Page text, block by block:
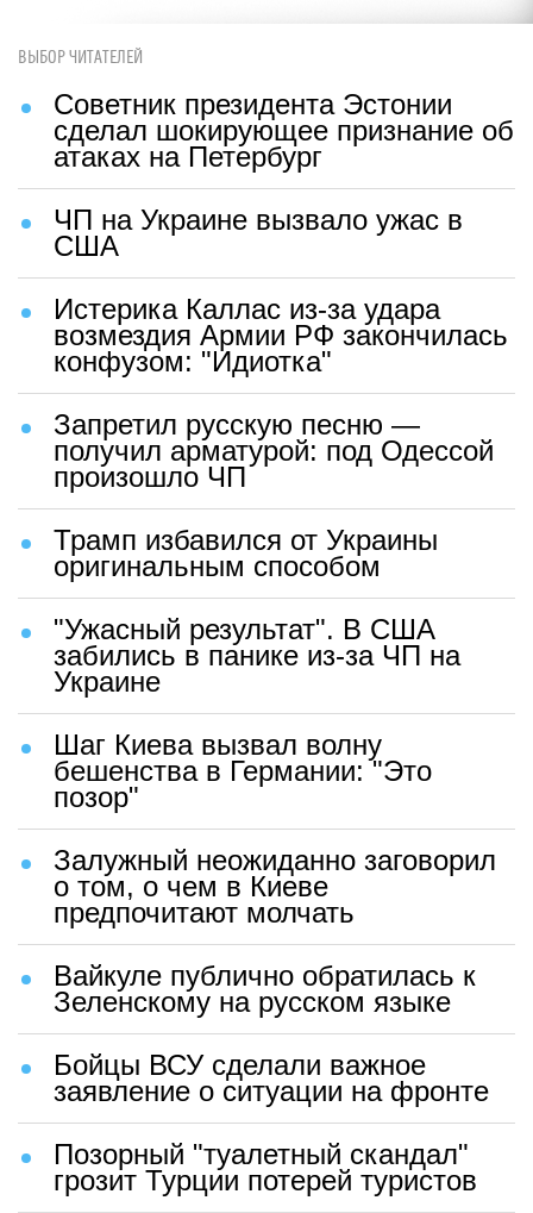
ВЫБОР ЧИТАТЕЛЕЙ
Советник президента Эстонии
сделал шокирующее признание об
атаках на Петербург
ЧП на Украине вызвало ужас в
США
Истерика Каллас из-за удара
возмездия Армии РФ закончилась
конфузом: "Идиотка"
Запретил русскую песню —
получил арматурой: под Одессой
произошло ЧП
Трамп избавился от Украины
оригинальным способом
"Ужасный результат". В США
забились в панике из-за ЧП на
Украине
Шаг Киева вызвал волну
бешенства в Германии: "Это
позор"
Залужный неожиданно заговорил
о том, о чем в Киеве
предпочитают молчать
Вайкуле публично обратилась к
Зеленскому на русском языке
Бойцы ВСУ сделали важное
заявление о ситуации на фронте
Позорный "туалетный скандал"
грозит Турции потерей туристов